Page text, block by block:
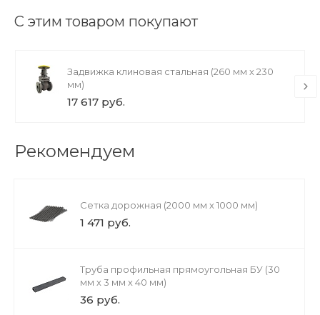
С этим товаром покупают
Задвижка клиновая стальная (260 мм х 230
мм)
17 617 руб.
Рекомендуем
Сетка дорожная (2000 мм х 1000 мм)
1 471 руб.
Труба профильная прямоугольная БУ (30
мм х 3 мм х 40 мм)
36 руб.